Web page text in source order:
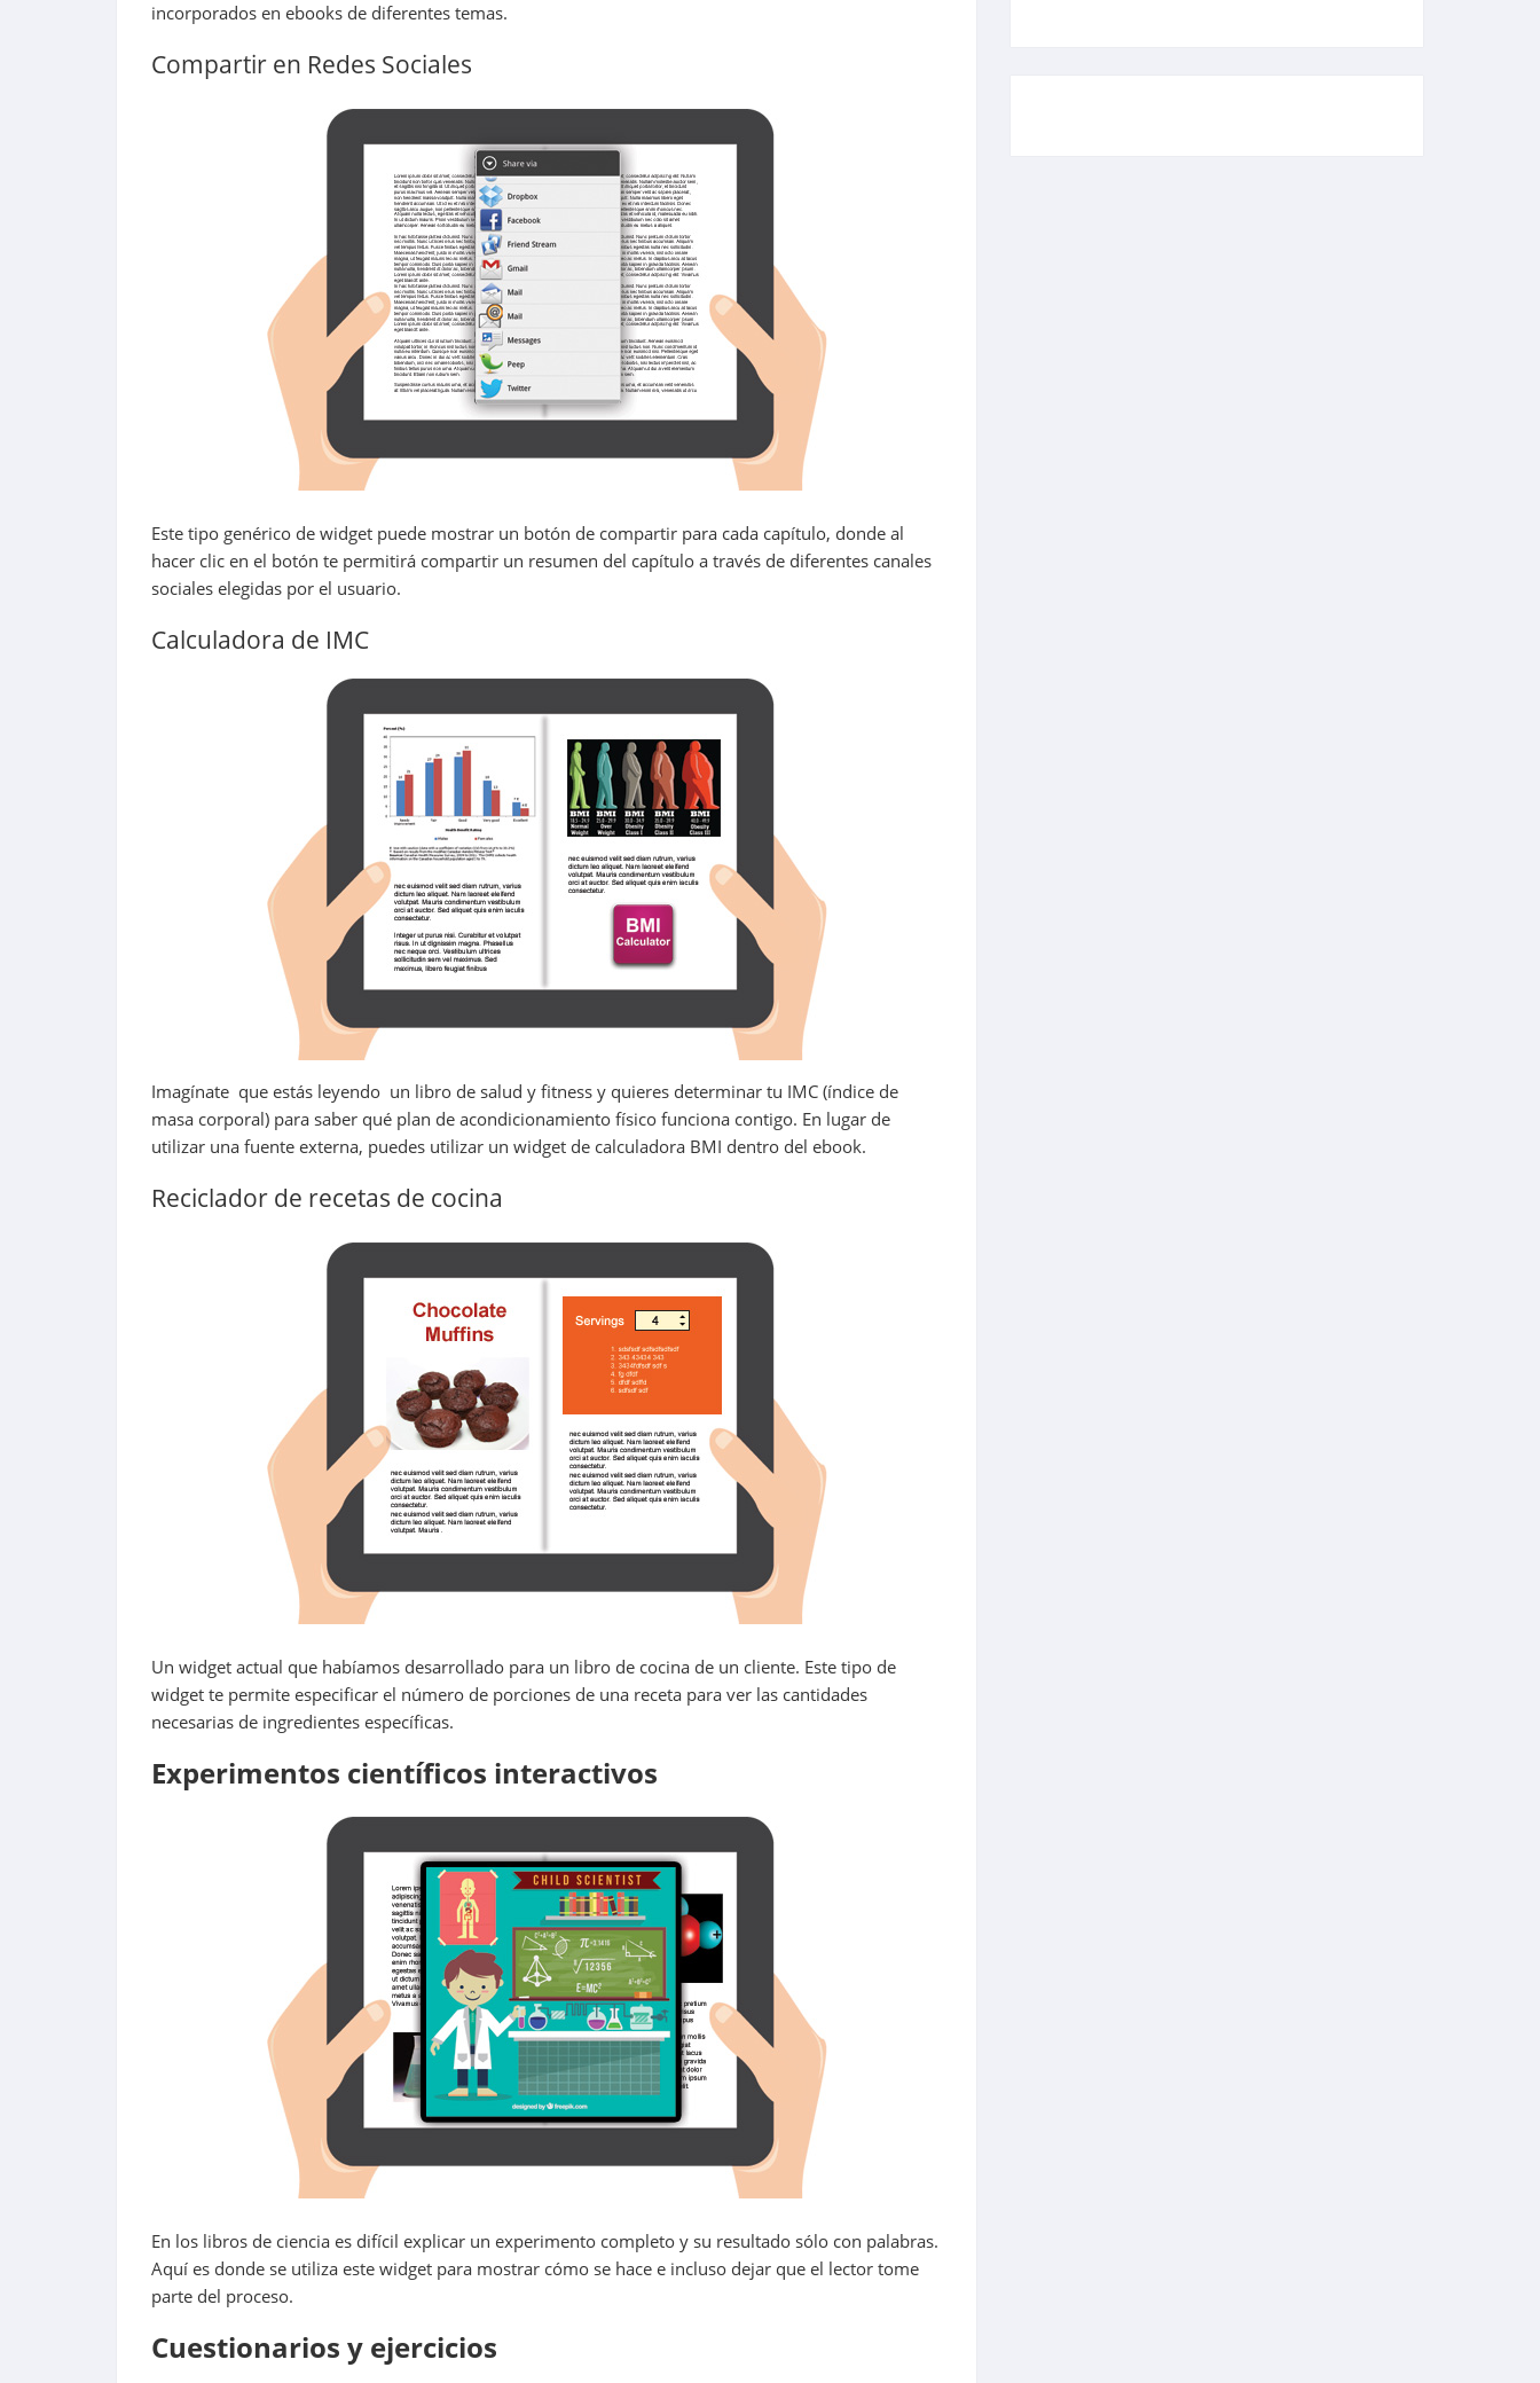
incorporados en ebooks de diferentes temas.
Compartir en Redes Sociales
Este tipo genérico de widget puede mostrar un botón de compartir para cada capítulo, donde al
hacer clic en el botón te permitirá compartir un resumen del capítulo a través de diferentes canales
sociales elegidas por el usuario.
Calculadora de IMC
Imagínate que estás leyendo un libro de salud y fitness y quieres determinar tu IMC (índice de
masa corporal) para saber qué plan de acondicionamiento físico funciona contigo. En lugar de
utilizar una fuente externa, puedes utilizar un widget de calculadora BMI dentro del ebook.
Reciclador de recetas de cocina
Un widget actual que habíamos desarrollado para un libro de cocina de un cliente. Este tipo de
widget te permite especificar el número de porciones de una receta para ver las cantidades
necesarias de ingredientes específicas.
Experimentos científicos interactivos
En los libros de ciencia es difícil explicar un experimento completo y su resultado sólo con palabras.
Aquí es donde se utiliza este widget para mostrar cómo se hace e incluso dejar que el lector tome
parte del proceso.
Cuestionarios y ejercicios